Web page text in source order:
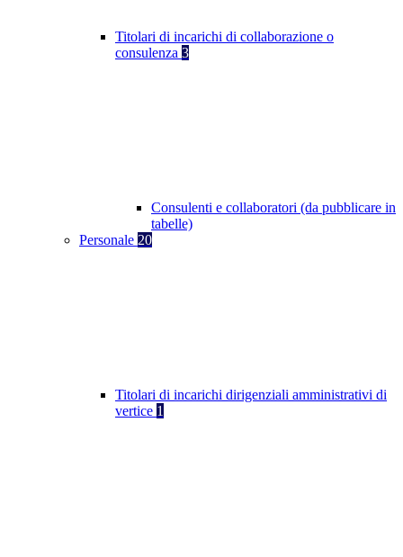
Titolari di incarichi di collaborazione o
consulenza 3
Consulenti e collaboratori (da pubblicare in
tabelle)
Personale 20
Titolari di incarichi dirigenziali amministrativi di
vertice 1